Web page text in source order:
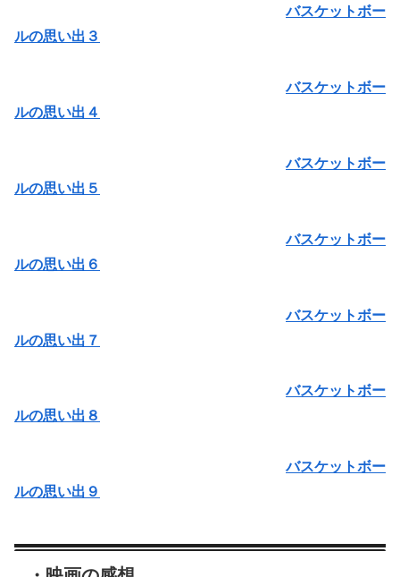
バスケットボー
ルの思い出３
バスケットボー
ルの思い出４
バスケットボー
ルの思い出５
バスケットボー
ルの思い出６
バスケットボー
ルの思い出７
バスケットボー
ルの思い出８
バスケットボー
ルの思い出９